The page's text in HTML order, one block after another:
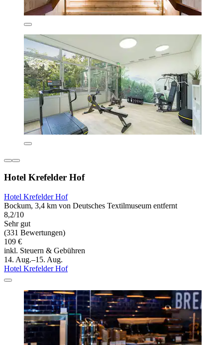
Hotel Krefelder Hof
Hotel Krefelder Hof
Bockum, 3,4 km von Deutsches Textilmuseum entfernt
8,2/10
Sehr gut
(331 Bewertungen)
109 €
inkl. Steuern & Gebühren
14. Aug.–15. Aug.
Hotel Krefelder Hof